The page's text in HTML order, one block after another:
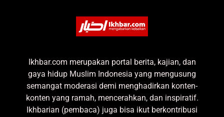
Ikhbar.com merupakan portal berita, kajian, dan
gaya hidup Muslim Indonesia yang mengusung
semangat moderasi demi menghadirkan konten-
konten yang ramah, mencerahkan, dan inspiratif.
Ikhbarian (pembaca) juga bisa ikut berkontribusi